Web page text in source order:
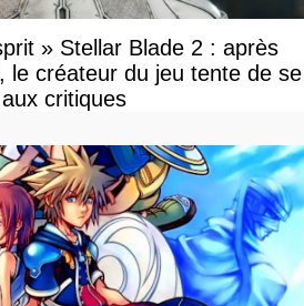
» Stellar Blade 2 : après
le créateur du jeu tente de se
critiques